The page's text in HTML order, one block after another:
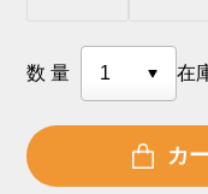
数量 在
カ